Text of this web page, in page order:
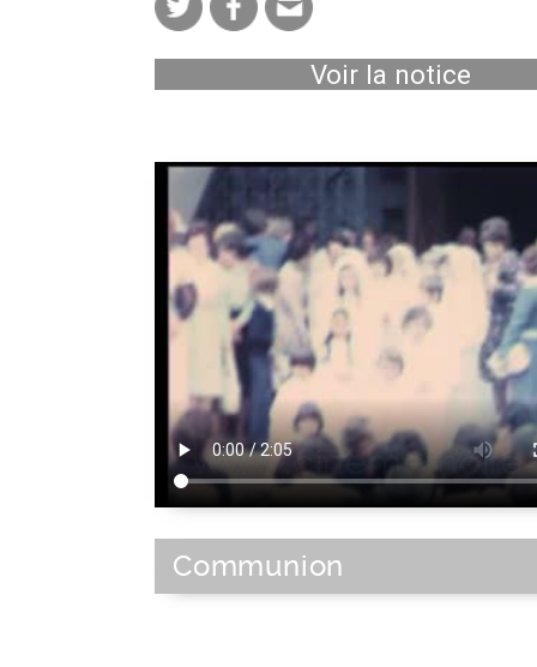
Voir la notice
Communion